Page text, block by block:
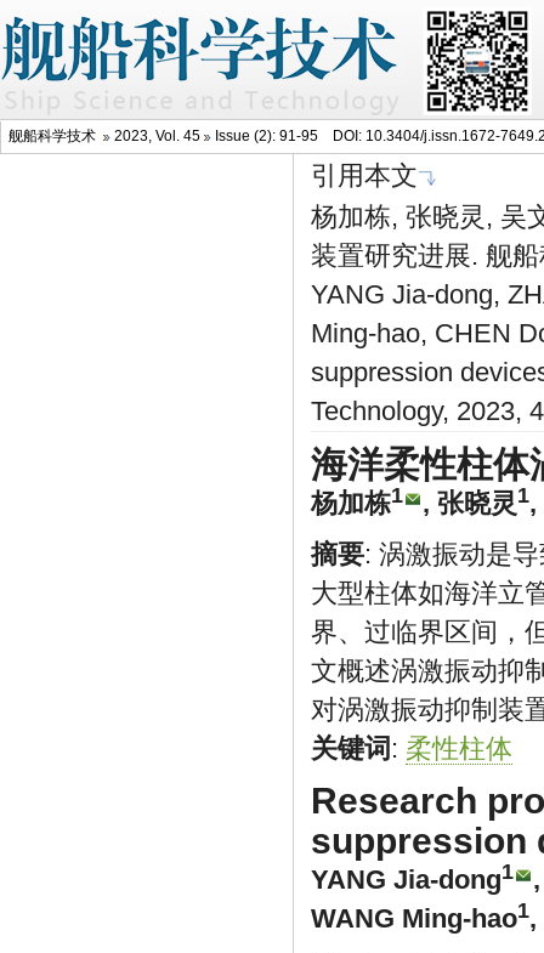
舰船科学技术 2023, Vol. 45 Issue (2): 91-95 DOI: 10.3404/j.issn.1672-
引用本文
杨加栋, 张晓灵, 吴
装置研究进展. 舰
YANG Jia-dong,
Ming-hao, CHEN
suppression
Technology, 2023,
海洋柔性柱体
杨加栋1 , 张晓灵1,
摘要: 涡激振动是
大型柱体如海洋立
界、过临界区间，
文概述涡激振动抑
对涡激振动抑制装
关键词 : 柔性柱体
Research
suppression
YANG Jia-dong1
WANG Ming-hao1,